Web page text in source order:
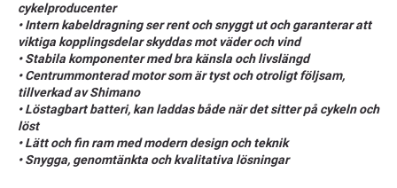
cykelproducenter
• Intern kabeldragning ser rent och snyggt ut och garanterar att
viktiga kopplingsdelar skyddas mot väder och vind
• Stabila komponenter med bra känsla och livslängd
• Centrummonterad motor som är tyst och otroligt följsam,
tillverkad av Shimano
• Löstagbart batteri, kan laddas både när det sitter på cykeln och
löst
• Lätt och fin ram med modern design och teknik
• Snygga, genomtänkta och kvalitativa lösningar